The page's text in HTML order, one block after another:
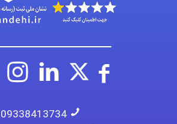
09338413734